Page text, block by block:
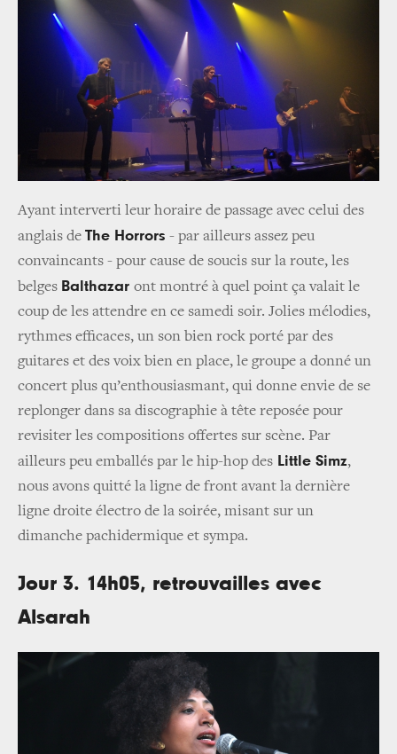
Ayant interverti leur horaire de passage avec celui des
anglais de The Horrors - par ailleurs assez peu
convaincants - pour cause de soucis sur la route, les
belges Balthazar ont montré à quel point ça valait le
coup de les attendre en ce samedi soir. Jolies mélodies,
rythmes efficaces, un son bien rock porté par des
guitares et des voix bien en place, le groupe a donné un
concert plus qu’enthousiasmant, qui donne envie de se
replonger dans sa discographie à tête reposée pour
revisiter les compositions offertes sur scène. Par
ailleurs peu emballés par le hip-hop des Little Simz,
nous avons quitté la ligne de front avant la dernière
ligne droite électro de la soirée, misant sur un
dimanche pachidermique et sympa.
Jour 3. 14h05, retrouvailles avec
Alsarah